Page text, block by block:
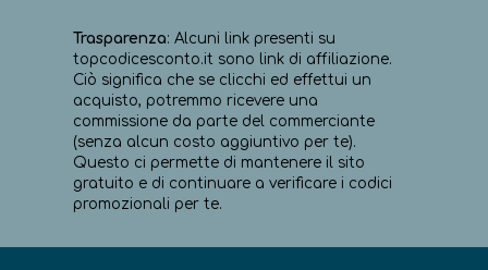
Trasparenza: Alcuni link presenti su
topcodicesconto.it sono link di affiliazione.
Ciò significa che se clicchi ed effettui un
acquisto, potremmo ricevere una
commissione da parte del commerciante
(senza alcun costo aggiuntivo per te).
Questo ci permette di mantenere il sito
gratuito e di continuare a verificare i codici
promozionali per te.